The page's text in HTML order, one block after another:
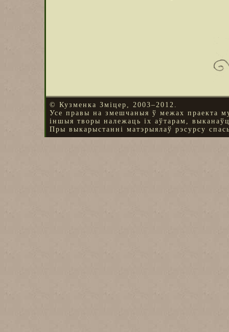
© Кузменка Зміцер, 2003–2012.
Усе правы на змешчаныя ў межах праекта
іншыя творы належаць іх аўтарам,
Пры выкарыстанні матэрыялаў рэсурсу